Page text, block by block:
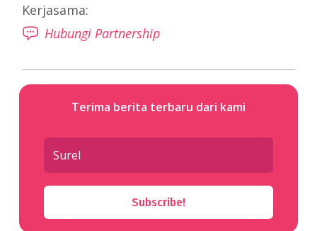
Kerjasama:
Hubungi Partnership
Terima berita terbaru dari kami
Subscribe!